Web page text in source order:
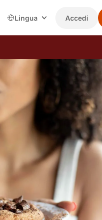
Lingua Accedi